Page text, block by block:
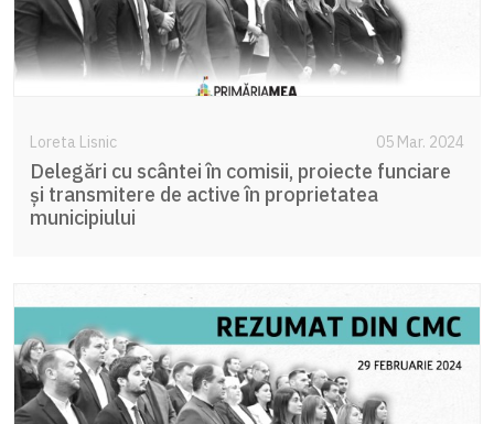
Loreta Lisnic 05 Mar. 2024
Delegări cu scântei în comisii, proiecte funciare
și transmitere de active în proprietatea
municipiului